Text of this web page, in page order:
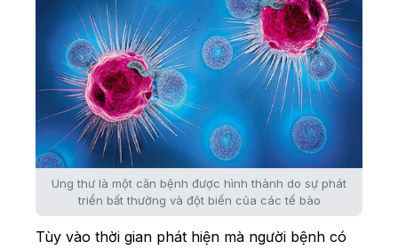
Ung thư là một căn bệnh được hình thành do sự phát
triển bất thường và đột biến của các tế bào
Tùy vào thời gian phát hiện mà người bệnh có